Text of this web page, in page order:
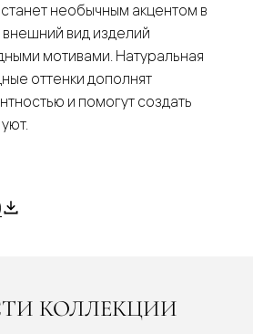
необычным акцентом в
вид изделий
мотивами. Натуральная
оттенки дополнят
и помогут создать
КОЛЛЕКЦИИ